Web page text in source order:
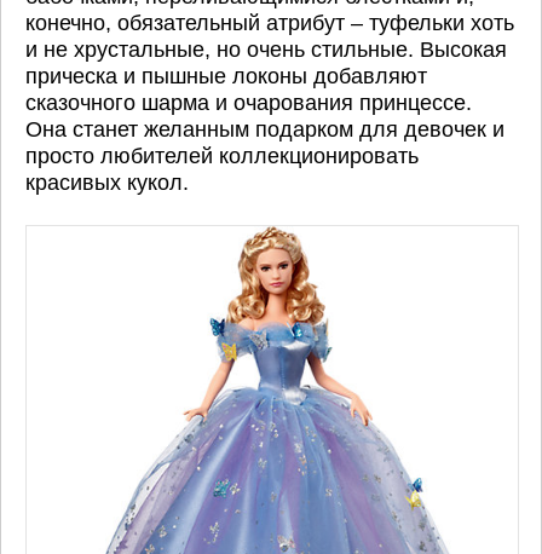
конечно, обязательный атрибут – туфельки хоть
и не хрустальные, но очень стильные. Высокая
прическа и пышные локоны добавляют
сказочного шарма и очарования принцессе.
Она станет желанным подарком для девочек и
просто любителей коллекционировать
красивых кукол.